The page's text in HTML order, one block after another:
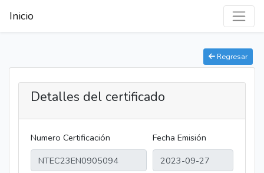
Inicio
Regresar
Detalles del certificado
Numero Certificación Fecha Emisión